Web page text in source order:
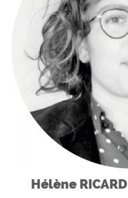
Hélène RICARD